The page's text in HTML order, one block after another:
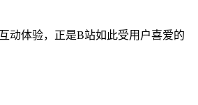
动体验，正是B站如此受用户喜爱的